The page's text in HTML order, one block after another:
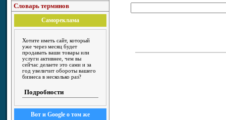
Словарь терминов
Самореклама
Хотите иметь сайт, который
уже через месяц будет
продавать ваши товары или
услуги активнее, чем вы
сейчас делаете это сами и за
год увеличит обороты вашего
бизнеса в несколько раз?
Подробности
Вот и Google о том же